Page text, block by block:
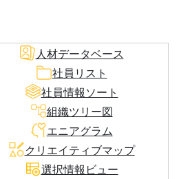
人材データベース
社員リスト
社員情報ソート
組織ツリー図
エニアグラム
クリエイティブマップ
選択情報ビュー